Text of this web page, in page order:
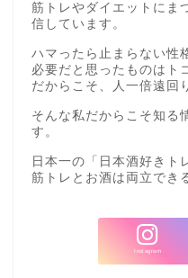
筋トレやダイエットにま
信しています。
ハマったら止まらない性
必要だと思ったものはト
だからこそ、人一倍遠回
そんな私だからこそ知る
す。
日本一の「日本酒好きト
筋トレとお酒は両立でき